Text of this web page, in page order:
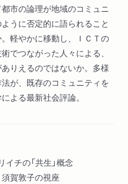
市の論理が地域のコミュニ
うに否定的に語られること
軽やかに移動し、ＩＣＴの
でつながった人々による、
りえるのではないか。多様
が、既存のコミュニティを
よる最新社会評論。
チの「共生」概念
賀敦子の視座